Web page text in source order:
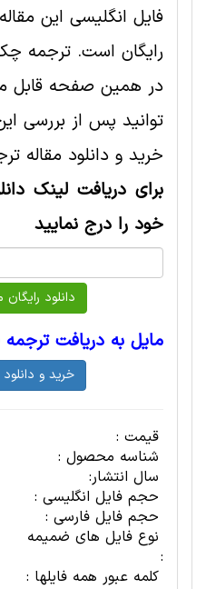
رایگان است. ترجمه
در همین صفحه قابل
توانید پس از بررسی
خرید و دانلود مقاله
برای دریافت لینک
خود را درج نمایید
مایل به دریافت
قیمت :
شناسه محصول :
سال انتشار:
حجم فایل انگلیسی :
حجم فایل فارسی :
نوع فایل های ضمیمه
:
کلمه عبور همه فایلها :